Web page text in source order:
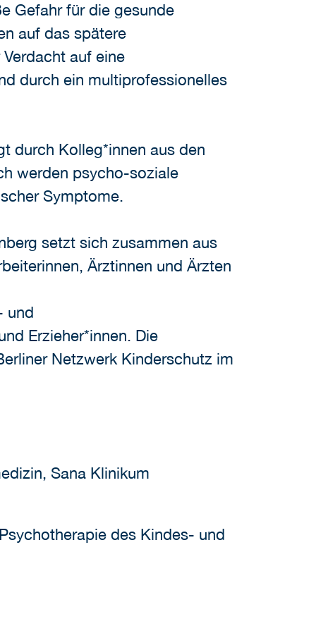
Gefahr für die gesunde
auf das spätere
auf eine
durch ein multiprofessionelles
durch Kolleg*innen aus den
werden psycho-soziale
Symptome.
setzt sich zusammen aus
Ärztinnen und Ärzten
und
Erzieher*innen. Die
Netzwerk Kinderschutz im
Sana Klinikum
des Kindes- und